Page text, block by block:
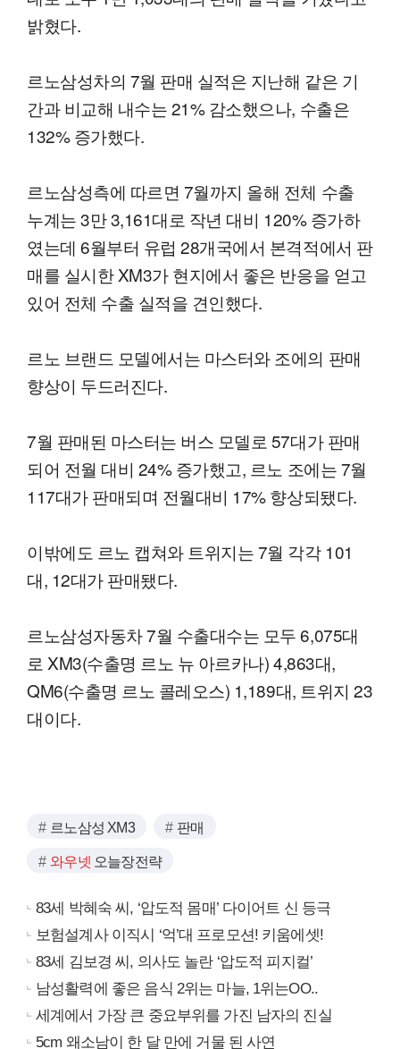
밝혔다.
르노삼성차의 7월 판매 실적은 지난해 같은 기
간과 비교해 내수는 21% 감소했으나, 수출은
132% 증가했다.
르노삼성측에 따르면 7월까지 올해 전체 수출
누계는 3만 3,161대로 작년 대비 120% 증가하
였는데 6월부터 유럽 28개국에서 본격적에서 판
매를 실시한 XM3가 현지에서 좋은 반응을 얻고
있어 전체 수출 실적을 견인했다.
르노 브랜드 모델에서는 마스터와 조에의 판매
향상이 두드러진다.
7월 판매된 마스터는 버스 모델로 57대가 판매
되어 전월 대비 24% 증가했고, 르노 조에는 7월
117대가 판매되며 전월대비 17% 향상되됐다.
이밖에도 르노 캡쳐와 트위지는 7월 각각 101
대, 12대가 판매됐다.
르노삼성자동차 7월 수출대수는 모두 6,075대
로 XM3(수출명 르노 뉴 아르카나) 4,863대,
QM6(수출명 르노 콜레오스) 1,189대, 트위지 23
대이다.
르노삼성 XM3 판매
와우넷 오늘장전략
83세 박혜숙 씨, ‘압도적 몸매’ 다이어트 신 등극
보험설계사 이직시 ‘억’대 프로모션! 키움에셋!
83세 김보경 씨, 의사도 놀란 ‘압도적 피지컬’
남성활력에 좋은 음식 2위는 마늘, 1위는OO..
세계에서 가장 큰 중요부위를 가진 남자의 진실
5cm 왜소남이 한 달 만에 거물 된 사연